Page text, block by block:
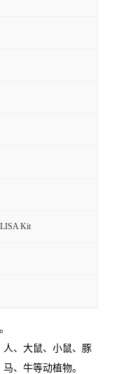
Kit
、大鼠、小鼠、豚
、牛等动植物。